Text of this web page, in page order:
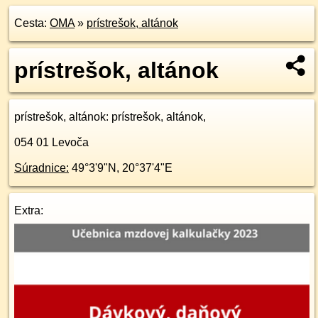
Cesta: OMA» prístrešok, altánok
prístrešok, altánok
prístrešok, altánok: prístrešok, altánok,
054 01 Levoča
Súradnice: 49°3'9"N , 20°37'4"E
Extra: